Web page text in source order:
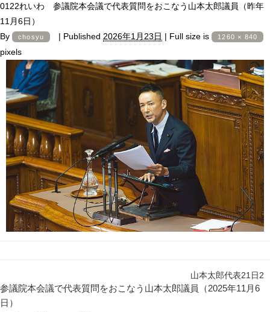
0122れいわ 参議院本会議で代表質問をおこなう山本太郎議員（昨年
11月6日）
By
chosyu | Published 2026年1月23日 | Full size is 1260 × 840
pixels
山本太郎代表21日2
参議院本会議で代表質問をおこなう山本太郎議員（2025年11月6
日）